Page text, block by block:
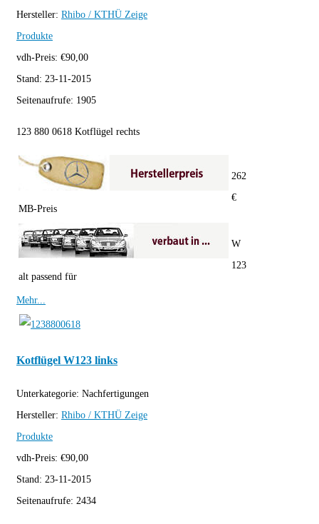
Hersteller: Rhibo / KTHÜ Zeige
Produkte
vdh-Preis: €90,00
Stand: 23-11-2015
Seitenaufrufe: 1905
123 880 0618 Kotflügel rechts
MB-Preis
262
€
alt passend für
W
123
Mehr...
Kotflügel W123 links
Unterkategorie: Nachfertigungen
Hersteller: Rhibo / KTHÜ Zeige
Produkte
vdh-Preis: €90,00
Stand: 23-11-2015
Seitenaufrufe: 2434